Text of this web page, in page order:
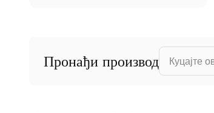
Пронађи производ
Find product...